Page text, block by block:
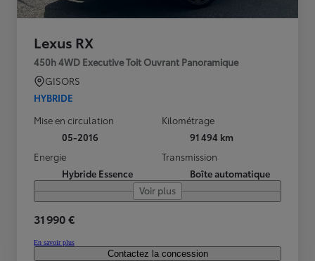
Lexus RX
450h 4WD Executive Toit Ouvrant Panoramique
GISORS
HYBRIDE
Mise en circulation
05-2016
Kilométrage
91 494 km
Energie
Hybride Essence
Transmission
Boîte automatique
Voir plus
31 990 €
En savoir plus
Contactez la concession